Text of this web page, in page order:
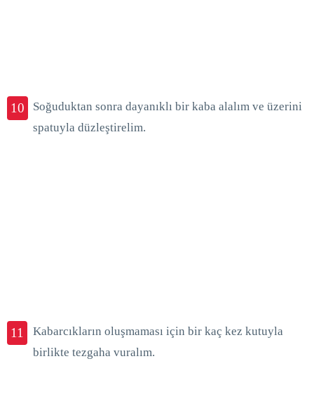
10
Soğuduktan sonra dayanıklı bir kaba alalım ve üzerini
spatuyla düzleştirelim.
11
Kabarcıkların oluşmaması için bir kaç kez kutuyla
birlikte tezgaha vuralım.